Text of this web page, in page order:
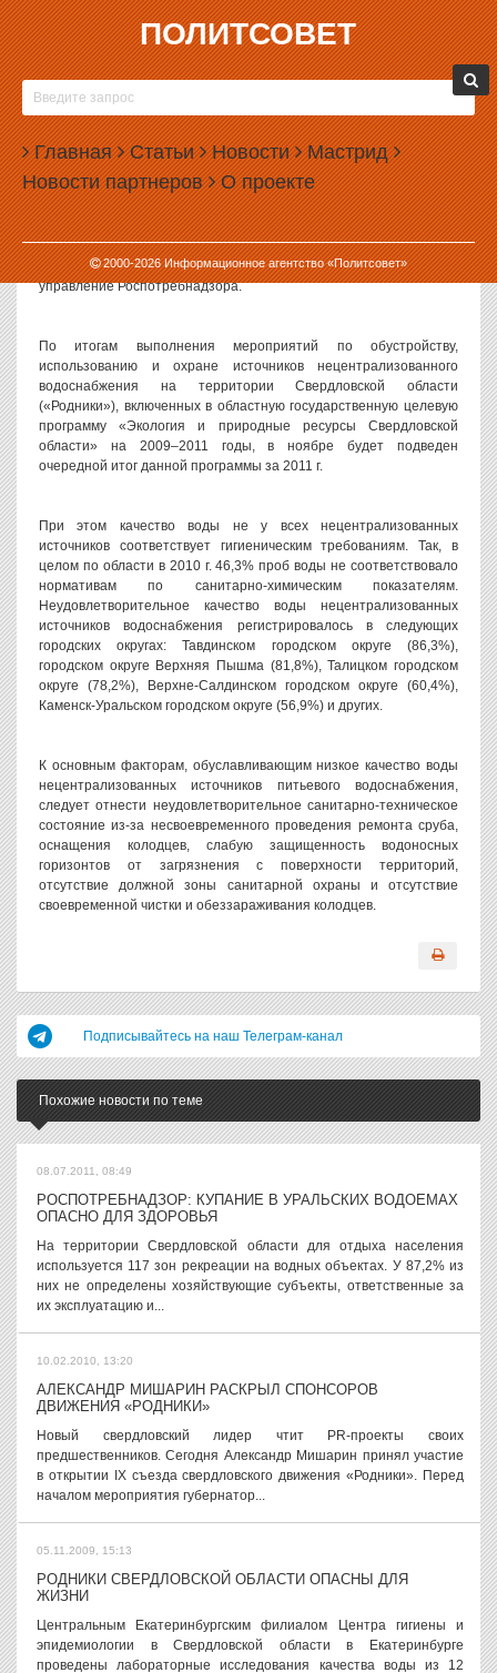
ПОЛИТСОВЕТ
Главная Статьи Новости Мастрид
Новости партнеров О проекте
2000-2026Информационное агентство «Политсовет»
07.11.2011, 11:38
РОДНИКИ В СВЕРДЛОВСКОЙ ОБЛАСТИ ПО-
ПРЕЖНЕМУ ОПАСНЫ ДЛЯ ЗДОРОВЬЯ
На территории Свердловской области уже 11 лет действует
областная государственная целевая программа «Родники». За
эти годы в области было обустроено более 3 тысяч источников
нецентрализованного водоснабжения. Большая их часть — в
малых населенных пунктах, где колодцы и родники зачастую
являются единственными источниками питьевой воды, сообщает
управление Роспотребнадзора.
По итогам выполнения мероприятий по обустройству,
использованию и охране источников нецентрализованного
водоснабжения на территории Свердловской области
(«Родники»), включенных в областную государственную целевую
программу «Экология и природные ресурсы Свердловской
области» на 2009–2011 годы, в ноябре будет подведен
очередной итог данной программы за 2011 г.
При этом качество воды не у всех нецентрализованных
источников соответствует гигиеническим требованиям. Так, в
целом по области в 2010 г. 46,3% проб воды не соответствовало
нормативам по санитарно-химическим показателям.
Неудовлетворительное качество воды нецентрализованных
источников водоснабжения регистрировалось в следующих
городских округах: Тавдинском городском округе (86,3%),
городском округе Верхняя Пышма (81,8%), Талицком городском
округе (78,2%), Верхне-Салдинском городском округе (60,4%),
Каменск-Уральском городском округе (56,9%) и других.
К основным факторам, обуславливающим низкое качество воды
нецентрализованных источников питьевого водоснабжения,
следует отнести неудовлетворительное санитарно-техническое
состояние из-за несвоевременного проведения ремонта сруба,
оснащения колодцев, слабую защищенность водоносных
горизонтов от загрязнения с поверхности территорий,
отсутствие должной зоны санитарной охраны и отсутствие
своевременной чистки и обеззараживания колодцев.
Подписывайтесь на наш Телеграм-канал
Похожие новости по теме
08.07.2011, 08:49
РОСПОТРЕБНАДЗОР: КУПАНИЕ В УРАЛЬСКИХ ВОДОЕМАХ
ОПАСНО ДЛЯ ЗДОРОВЬЯ
На территории Свердловской области для отдыха населения
используется 117 зон рекреации на водных объектах. У 87,2% из
них не определены хозяйствующие субъекты, ответственные за
их эксплуатацию и...
10.02.2010, 13:20
АЛЕКСАНДР МИШАРИН РАСКРЫЛ СПОНСОРОВ
ДВИЖЕНИЯ «РОДНИКИ»
Новый свердловский лидер чтит PR-проекты своих
предшественников. Сегодня Александр Мишарин принял участие
в открытии IX съезда свердловского движения «Родники». Перед
началом мероприятия губернатор...
05.11.2009, 15:13
РОДНИКИ СВЕРДЛОВСКОЙ ОБЛАСТИ ОПАСНЫ ДЛЯ
ЖИЗНИ
Центральным Екатеринбургским филиалом Центра гигиены и
эпидемиологии в Свердловской области в Екатеринбурге
проведены лабораторные исследования качества воды из 12